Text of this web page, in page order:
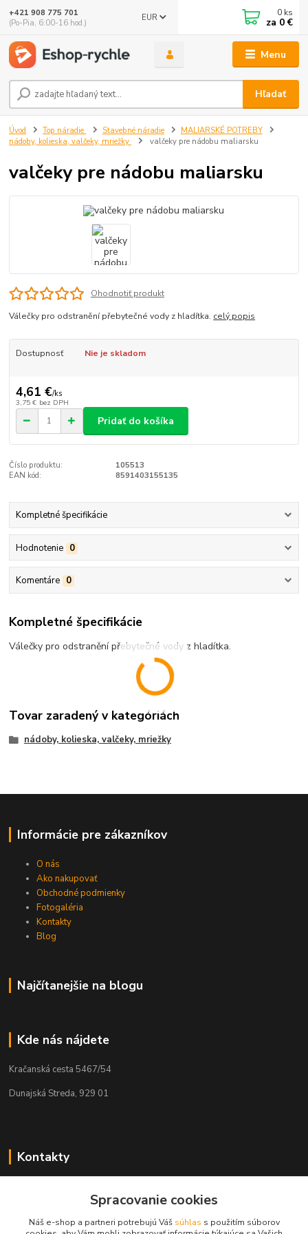
Menu
EUR
Hľadať
+421 908 775 701
(Po-Pia, 6:00-16 hod.)
0 ks
za 0 €
Úvod Top náradie Stavebné náradie
MALIARSKÉ POTREBY
nádoby, kolieska, valčeky, mriežky
valčeky pre nádobu maliarsku
valčeky pre nádobu maliarsku
Ohodnotiť produkt
Válečky pro odstranění přebytečné vody z hladítka. celý popis
Dostupnosť Nie je skladom
4,61 €/ks
3,75 € bez DPH
Pridať do košíka
Číslo produktu:
105513
EAN kód:
8591403155135
Kompletné špecifikácie
Hodnotenie 0
Komentáre 0
Kompletné špecifikácie
Válečky pro odstranění přebytečné vody z hladítka.
Tovar zaradený v kategóriách
nádoby, kolieska, valčeky, mriežky
Informácie pre zákazníkov
O nás
Ako nakupovať
Obchodné podmienky
Fotogaléria
Kontakty
Blog
Najčítanejšie na blogu
Kde nás nájdete
Kračanská cesta 5467/54
Dunajská Streda, 929 01
Kontakty
+421 908 775 701
Spracovanie cookies
Náš e-shop a partneri potrebujú Váš súhlas s použitím súborov